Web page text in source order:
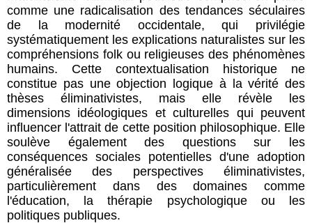
comme une radicalisation des tendances séculaires
de la modernité occidentale, qui privilégie
systématiquement les explications naturalistes sur les
compréhensions folk ou religieuses des phénomènes
humains. Cette contextualisation historique ne
constitue pas une objection logique à la vérité des
thèses éliminativistes, mais elle révèle les
dimensions idéologiques et culturelles qui peuvent
influencer l'attrait de cette position philosophique. Elle
soulève également des questions sur les
conséquences sociales potentielles d'une adoption
généralisée des perspectives éliminativistes,
particulièrement dans des domaines comme
l'éducation, la thérapie psychologique ou les
politiques publiques.